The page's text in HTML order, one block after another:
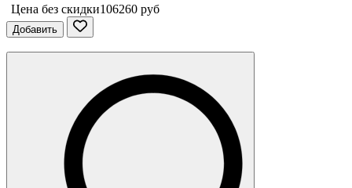
Цена без скидки106260 руб
Добавить